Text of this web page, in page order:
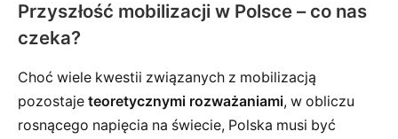
Przyszłość mobilizacji w Polsce – co nas
czeka?
Choć wiele kwestii związanych z mobilizacją
pozostaje teoretycznymi rozważaniami, w obliczu
rosnącego napięcia na świecie, Polska musi być